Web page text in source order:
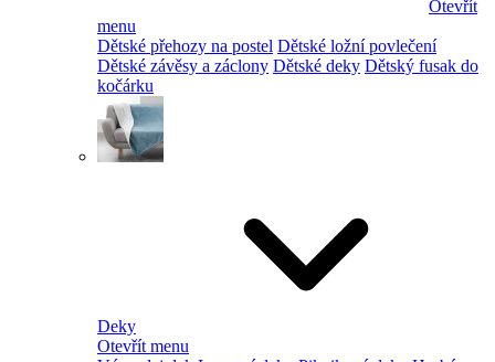
Otevřít
menu
Dětské přehozy na postel Dětské ložní povlečení
Dětské závěsy a záclony Dětské deky Dětský fusak do
kočárku
Deky
Otevřít menu